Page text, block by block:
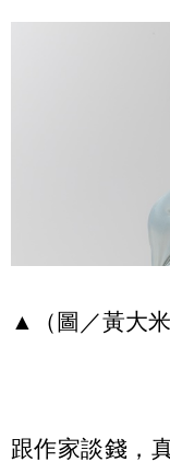
▲（圖／黃大米
跟作家談錢，